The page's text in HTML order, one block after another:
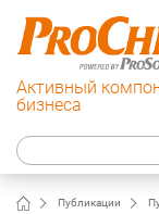
Активный
бизнеса
Публикации